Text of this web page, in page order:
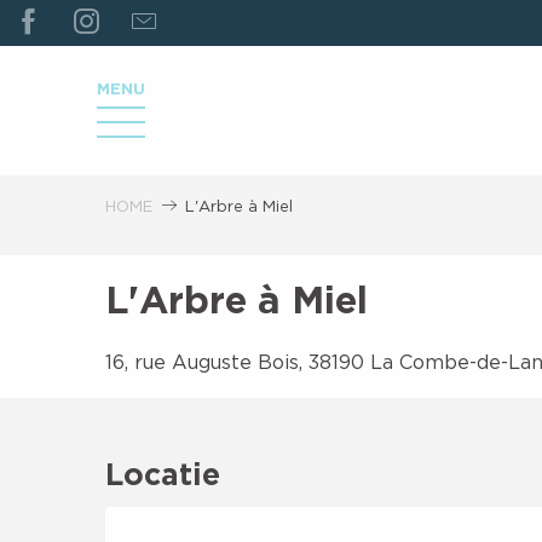
ALLER
AU
PRINCIPAL
MENU
HOME L'Arbre à Miel
L'Arbre à Miel
16, rue Auguste Bois, 38190 La Combe-de-
Locatie